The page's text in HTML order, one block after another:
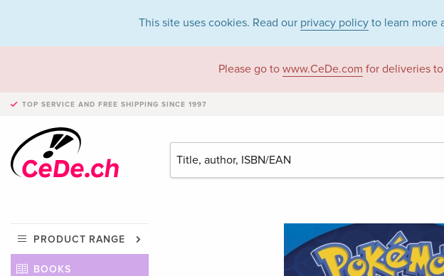
This site uses cookies. Read our privacy policy to learn more
Please go to www.CeDe.com for deliveries
TOP SERVICE AND FREE SHIPPING SINCE 1997
PRODUCT RANGE
BOOKS